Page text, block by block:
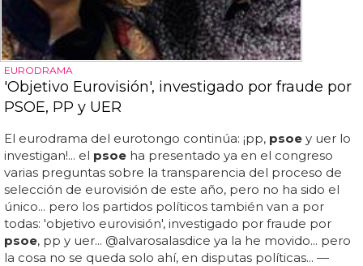
EURODRAMA
'Objetivo Eurovisión', investigado por fraude por
PSOE, PP y UER
El eurodrama del eurotongo continúa: ¡pp, psoe y uer lo
investigan!... el psoe ha presentado ya en el congreso
varias preguntas sobre la transparencia del proceso de
selección de eurovisión de este año, pero no ha sido el
único... pero los partidos políticos también van a por
todas: 'objetivo eurovisión', investigado por fraude por
psoe, pp y uer... @alvarosalasdice ya la he movido... pero
la cosa no se queda solo ahí, en disputas políticas... —